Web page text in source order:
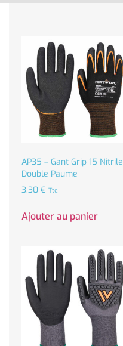
AP35 – Gant Grip 15 Nitrile
Double Paume
3,30 € Ttc
Ajouter au panier